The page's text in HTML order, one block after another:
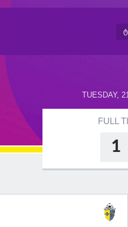
TUESDAY,
FULL
1